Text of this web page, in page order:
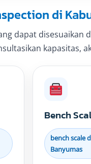
di
dapat disesuaikan
kapasitas,
Bench
bench scale
Banyumas